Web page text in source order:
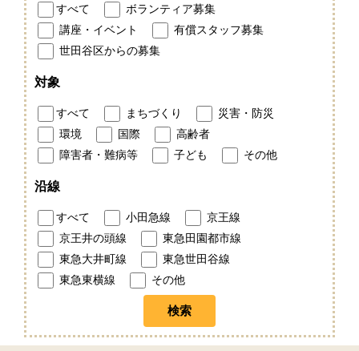
すべて
ボランティア募集
講座・イベント
有償スタッフ募集
世田谷区からの募集
対象
すべて まちづくり
災害・防災
環境
国際
高齢者
障害者・難病等
子ども その他
沿線
すべて 小田急線
京王線
京王井の頭線
東急田園都市線
東急大井町線
東急世田谷線
東急東横線
その他